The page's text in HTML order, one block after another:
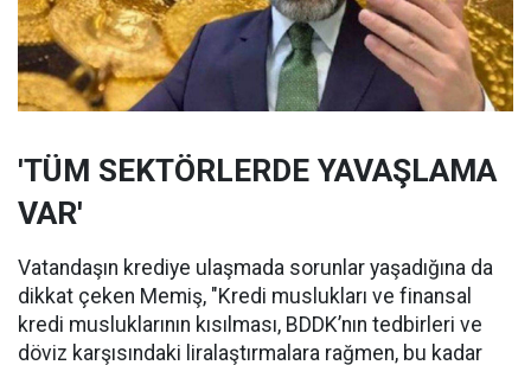
'TÜM SEKTÖRLERDE YAVAŞLAMA
VAR'
Vatandaşın krediye ulaşmada sorunlar yaşadığına da
dikkat çeken Memiş, "Kredi muslukları ve finansal
kredi musluklarının kısılması, BDDK’nın tedbirleri ve
döviz karşısındaki liralaştırmalara rağmen, bu kadar